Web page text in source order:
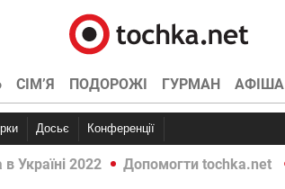
СІМ’Я ПОДОРОЖІ ГУРМАН АФІША
Досьє Конференції
в Україні 2022 Допомогти tochka.net